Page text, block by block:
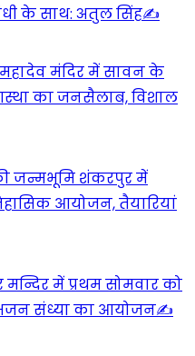
के साथ: अतुल सिंह✍️
मंदिर में सावन के
का जनसैलाब, विशाल
जन्मभूमि शंकरपुर में
आयोजन, तैयारियां
में प्रथम सोमवार को
भजन संध्या का आयोजन✍️